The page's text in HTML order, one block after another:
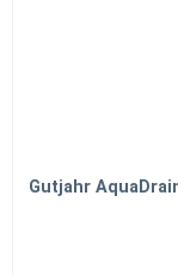
Gutjahr